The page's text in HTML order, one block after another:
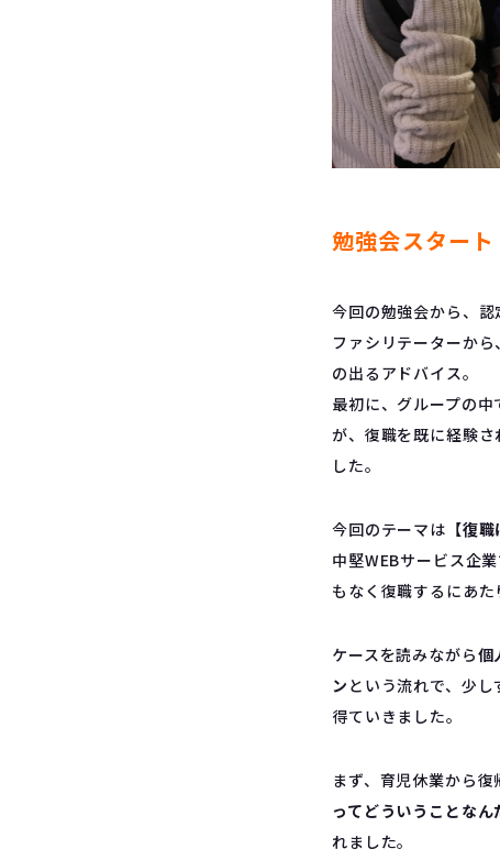
勉強会スタート
今回の勉強会から、
ファシリテーターか
の出るアドバイス。
最初に、グループの
が、復職を既に経験
した。
今回のテーマは 【復
中堅WEBサービス企
もなく復職するにあた
ケースを読みながら個
ン という流れで、少
得ていきました。
まず、育児休業から
ってどういうことなん
れました。